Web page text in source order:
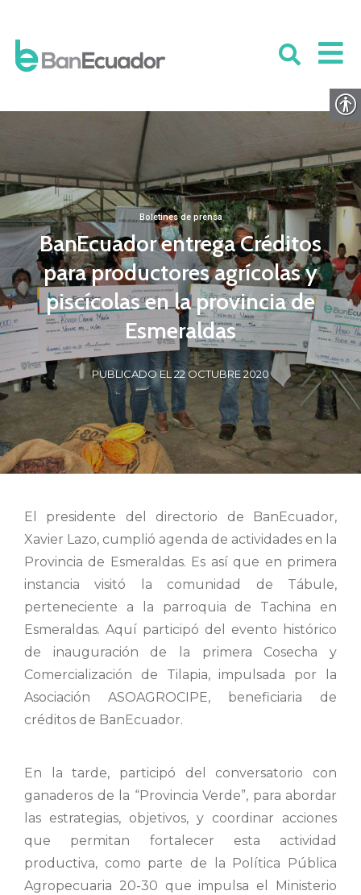
Boletines de prensa
BanEcuador entrega Créditos
para productores agrícolas y
piscícolas en la provincia de
Esmeraldas
PUBLICADO EL 22 OCTUBRE 2020
El presidente del directorio de BanEcuador,
Xavier Lazo, cumplió agenda de actividades en la
Provincia de Esmeraldas. Es así que en primera
instancia visitó la comunidad de Tábule,
perteneciente a la parroquia de Tachina en
Esmeraldas. Aquí participó del evento histórico
de inauguración de la primera Cosecha y
Comercialización de Tilapia, impulsada por la
Asociación ASOAGROCIPE, beneficiaria de
créditos de BanEcuador.
En la tarde, participó del conversatorio con
ganaderos de la “Provincia Verde”, para abordar
las estrategias, objetivos, y coordinar acciones
que permitan fortalecer esta actividad
productiva, como parte de la Política Pública
Agropecuaria 20-30 que impulsa el Ministerio